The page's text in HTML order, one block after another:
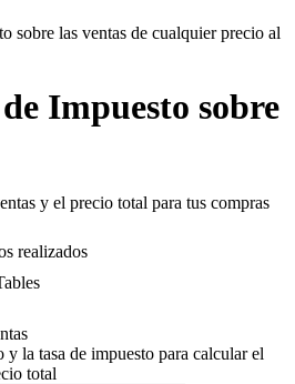
sobre las ventas de cualquier precio al
Impuesto sobre
y el precio total para tus compras
realizados
la tasa de impuesto para calcular el
total